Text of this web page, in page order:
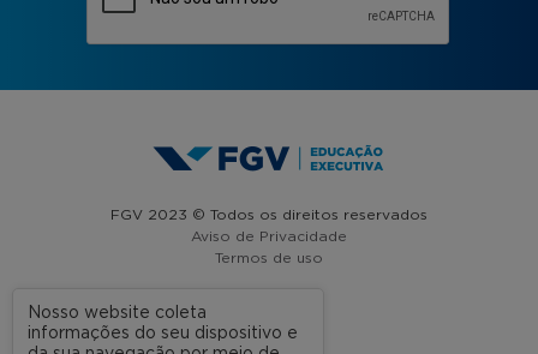
FGV 2023 © Todos os direitos reservados
Aviso de Privacidade
Termos de uso
A FGV
Nosso website coleta
informações do seu dispositivo e